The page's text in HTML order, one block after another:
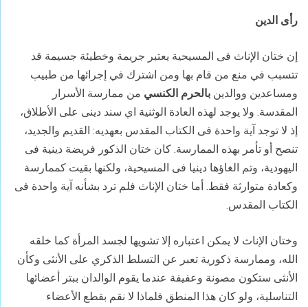
رأى الدين
إن ختان الإناث فى المسيحية يعتبر جريمة وخطيئة جسيمة قد
تتسبب في منع من قام بها ومن اشترك في إجرائها من طبيب
ومساعدين ووالدين بالحرم الكنسي من ممارسة الأسرار
المقدسة. ولا يوجد لهذه العادة الوثنية اي سند دينى على الأطلاق،
إذ لا توجد آية واحدة فى الكتاب المقدس بعهديه: القديم والجديد،
تنصح أو تأمر بهذه الممارسة. كان ختان الذكور فريضة دينية فى
اليهودية، وتم الغاؤها دينيا فى المسيحية، ولكنها بقيت كممارسة
وكعادة متوارثة فقط. أما ختان الإناث فلم ترد بشأنه آية واحدة فى
الكتاب المقدس.
وختان الإناث لا يمكن اعتباره إلا تشويها لجسد المرأة كما خلقه
الله، وممارسة ذكورية تعبر عن التسلط الذكري على الأنثى وكأن
الأنثى ستكون مصونة وعفيفة عندما يقوم الوالدان ببتر أعضائها
التناسلية، ولو كان هذا المنطق فلماذا لا نقم بقطع الأعضاء